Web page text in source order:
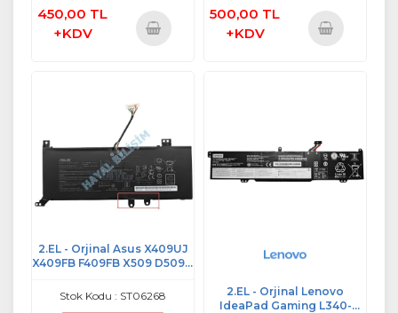
450,00 TL
+KDV
500,00 TL
+KDV
2.EL - Orjinal Asus X409UJ
X409FB F409FB X509 D509D
Notebook Batarya
Stok Kodu : ST06268
2.EL - Orjinal Lenovo
IdeaPad Gaming L340-